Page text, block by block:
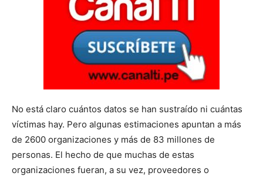
No está claro cuántos datos se han sustraído ni cuántas
víctimas hay. Pero algunas estimaciones apuntan a más
de 2600 organizaciones y más de 83 millones de
personas. El hecho de que muchas de estas
organizaciones fueran, a su vez, proveedores o